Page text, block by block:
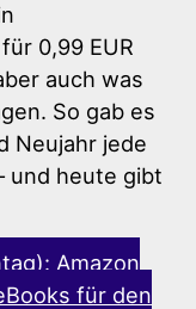
0,99 EUR
auch was
So gab es
Neujahr jede
und heute gibt
Amazon
für den